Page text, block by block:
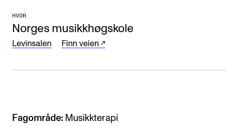
Nyheter og historier
HVOR
Norges musikkhøgskole
Levinsalen Finn veien
Fagområde: Musikkterapi